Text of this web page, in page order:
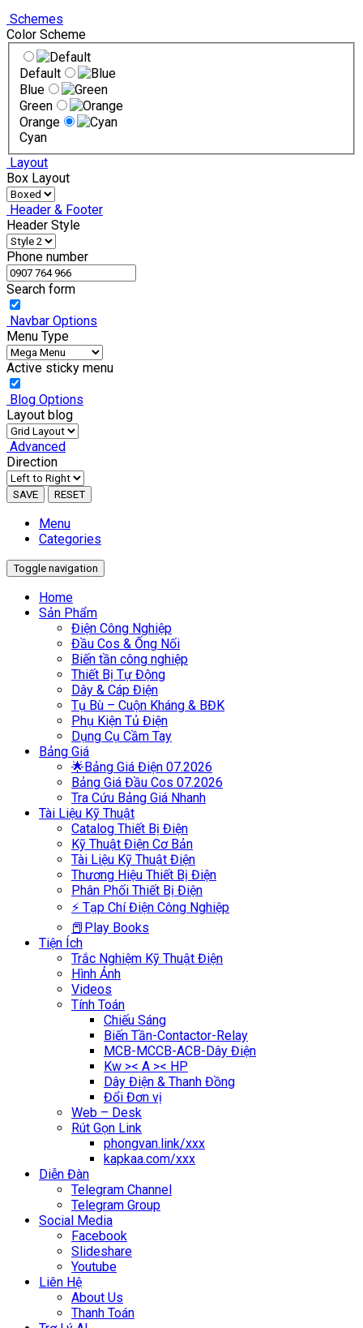
Schemes
Color Scheme
Default
Blue
Green
Orange
Cyan
Layout
Box Layout
Header & Footer
Header Style
Phone number
Search form
Navbar Options
Menu Type
Active sticky menu
Blog Options
Layout blog
Advanced
Direction
SAVE RESET
Menu
Categories
Toggle navigation
Home
Sản Phẩm
Điện Công Nghiệp
Đầu Cos & Ống Nối
Biến tần công nghiệp
Thiết Bị Tự Động
Dây & Cáp Điện
Tụ Bù – Cuộn Kháng & BĐK
Phụ Kiện Tủ Điện
Dụng Cụ Cầm Tay
Bảng Giá
🌟Bảng Giá Điện 07.2026
Bảng Giá Đầu Cos 07.2026
Tra Cứu Bảng Giá Nhanh
Tài Liệu Kỹ Thuật
Catalog Thiết Bị Điện
Kỹ Thuật Điện Cơ Bản
Tài Liệu Kỹ Thuật Điện
Thương Hiệu Thiết Bị Điện
Phân Phối Thiết Bị Điện
⚡ Tạp Chí Điện Công Nghiệp
📕Play Books
Tiện Ích
Trắc Nghiệm Kỹ Thuật Điện
Hình Ảnh
Videos
Tính Toán
Chiếu Sáng
Biến Tần-Contactor-Relay
MCB-MCCB-ACB-Dây Điện
Kw >< A >< HP
Dây Điện & Thanh Đồng
Đổi Đơn vị
Web – Desk
Rút Gọn Link
phongvan.link/xxx
kapkaa.com/xxx
Diễn Đàn
Telegram Channel
Telegram Group
Social Media
Facebook
Slideshare
Youtube
Liên Hệ
About Us
Thanh Toán